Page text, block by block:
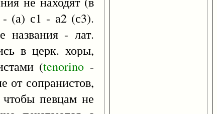
- (а) с1 - а2 (с3).
названия - лат.
в церк. хоры,
(tenorino -
от сопранистов,
чтобы певцам не